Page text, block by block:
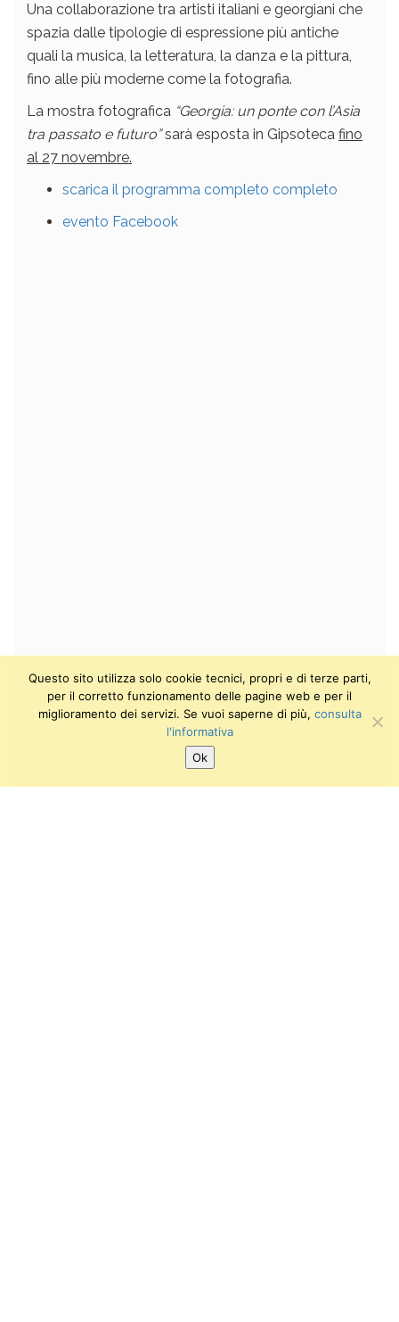
Una collaborazione tra artisti italiani e georgiani che
spazia dalle tipologie di espressione più antiche
quali la musica, la letteratura, la danza e la pittura,
fino alle più moderne come la fotografia.
La mostra fotografica “Georgia: un ponte con l’Asia
tra passato e futuro”sarà esposta in Gipsoteca fino
al 27 novembre.
scarica il programma completo completo
evento Facebook
Questo sito utilizza solo cookie tecnici, propri e di terze parti,
per il corretto funzionamento delle pagine web e per il
miglioramento dei servizi. Se vuoi saperne di più, consulta
l'informativa
Ok